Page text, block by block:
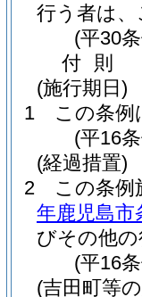
行う者は
(平30
付 則
(施行期日)
1
この条例
(平16
(経過措置)
2
この条例
年鹿児島市
びその他
(平16
(吉田町等